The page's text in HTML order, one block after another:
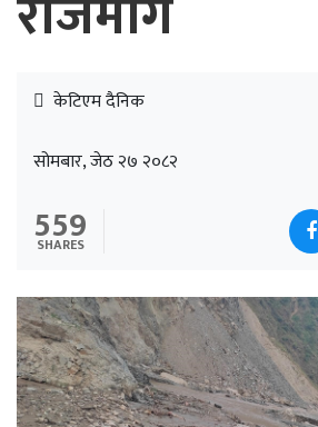
केटिएम दैनिक
सोमबार, जेठ २७ २०८२
559
SHARES